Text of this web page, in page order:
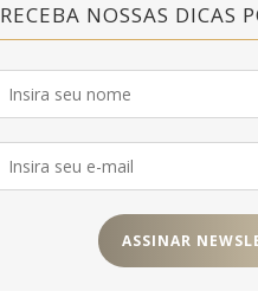
RECEBA NOSSAS DICAS